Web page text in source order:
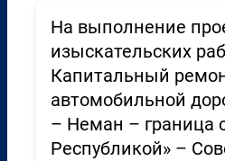
На выполнение
изыскательских
Капитальный
автомобильной
– Неман – граница
Республикой» –